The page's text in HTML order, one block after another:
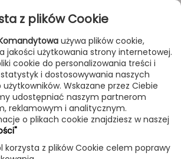
& SORTOWANIE
a-emotional light Produkt
(wersja: E27) - a-
z plików Cookie
używa plików cookie,
jakości użytkowania strony internetowej.
cookie do personalizowania treści i
i dostosowywania naszych
Wskazane przez Ciebie
udostępniać naszym partnerom
reklamowym i analitycznym.
o plikach cookie znajdziesz w naszej
korzysta z plików Cookie celem poprawy